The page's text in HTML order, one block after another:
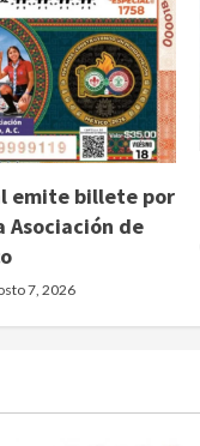
emite billete por
Asociación de
7, 2026